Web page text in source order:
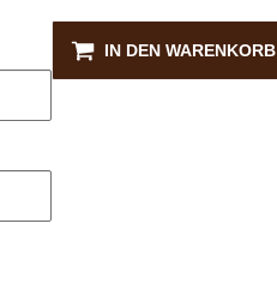
IN DEN WARENKORB